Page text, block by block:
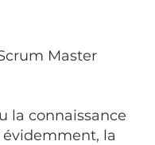
Master
la connaissance
la